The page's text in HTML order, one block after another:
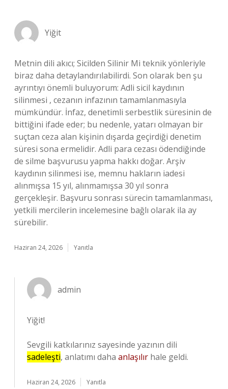
Yiğit
Metnin dili akıcı; Sicilden Silinir Mi teknik yönleriyle
biraz daha detaylandırılabilirdi. Son olarak ben şu
ayrıntıyı önemli buluyorum: Adli sicil kaydının
silinmesi , cezanın infazının tamamlanmasıyla
mümkündür. İnfaz, denetimli serbestlik süresinin de
bittiğini ifade eder; bu nedenle, yatarı olmayan bir
suçtan ceza alan kişinin dışarda geçirdiği denetim
süresi sona ermelidir. Adli para cezası ödendiğinde
de silme başvurusu yapma hakkı doğar. Arşiv
kaydının silinmesi ise, memnu hakların iadesi
alınmışsa 15 yıl, alınmamışsa 30 yıl sonra
gerçekleşir. Başvuru sonrası sürecin tamamlanması,
yetkili mercilerin incelemesine bağlı olarak ila ay
sürebilir.
Haziran 24, 2026 Yanıtla
admin
Yiğit!
Sevgili katkılarınız sayesinde yazının dili
sadeleşti, anlatımı daha anlaşılır hale geldi.
Haziran 24, 2026 Yanıtla